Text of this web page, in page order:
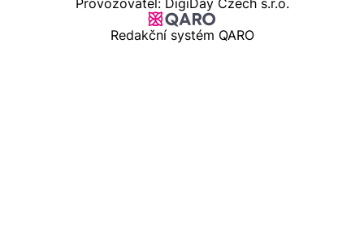
Provozovatel: DigiDay Czech s.r.o.
Redakční systém QARO